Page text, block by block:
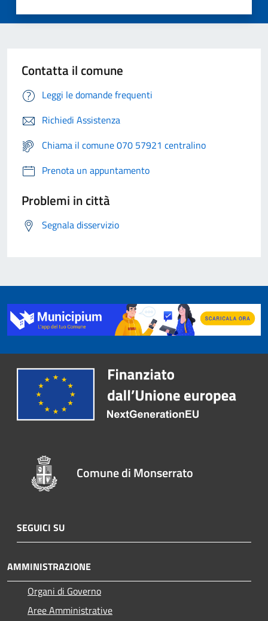
Contatta il comune
Leggi le domande frequenti
Richiedi Assistenza
Chiama il comune 070 57921 centralino
Prenota un appuntamento
Problemi in città
Segnala disservizio
Comune di Monserrato
SEGUICI SU
AMMINISTRAZIONE
Organi di Governo
Aree Amministrative